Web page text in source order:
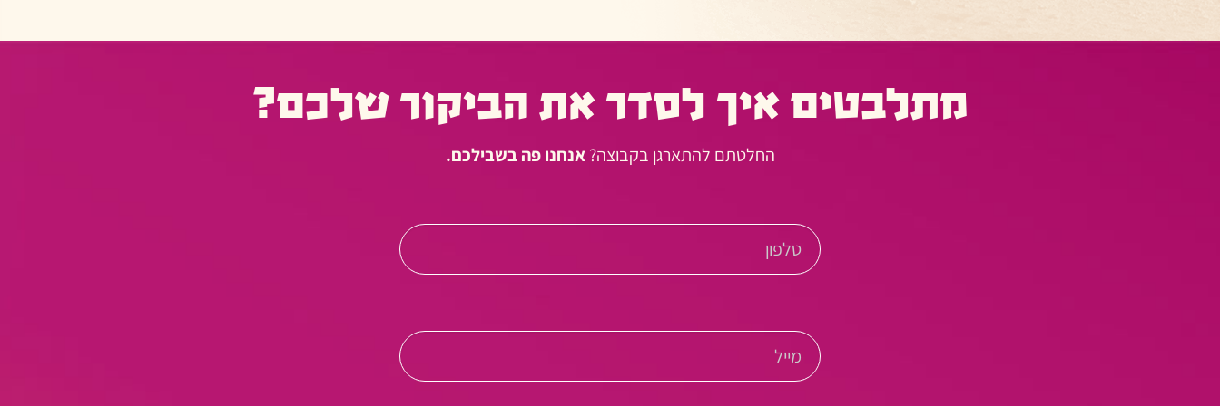
מתלבטים איך לסדר את הביקור שלכם?
החלטתם להתארגן בקבוצה?אנחנו פה בשבילכם.